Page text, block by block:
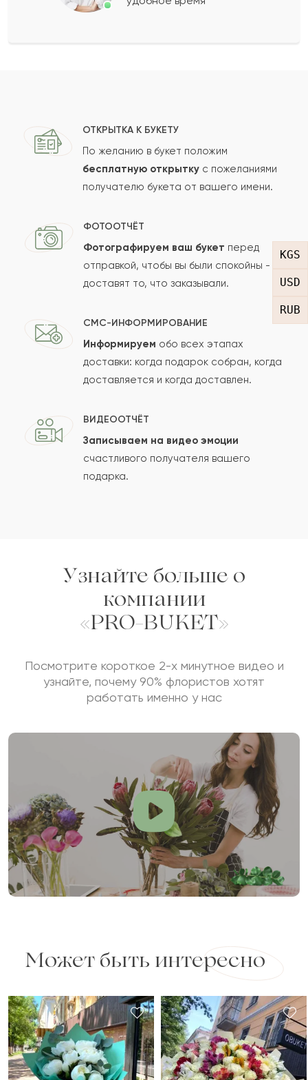
KGS
USD
RUB
Ваш e-mail
Отзыв
Сколько будет
Отзыв будет опубликован после проверки.
Проверяем на спам.
ОТКРЫТКА К БУКЕТУ
По желанию в букет положим
бесплатную открытку с пожеланиями
получателю букета от вашего имени.
ФОТООТЧЁТ
Фотографируем ваш букет перед
отправкой, чтобы вы были спокойны -
доставят то, что заказывали.
СМС-ИНФОРМИРОВАНИЕ
Информируем обо всех этапах
доставки: когда подарок собран, когда
доставляется и когда доставлен.
ВИДЕООТЧЁТ
Записываем на видео эмоции
счастливого получателя вашего
подарка.
Узнайте больше о
компании
«PRO-BUKET»
Посмотрите короткое 2-х минутное видео и
узнайте, почему 90% флористов хотят
работать именно у нас
Может быть интересно